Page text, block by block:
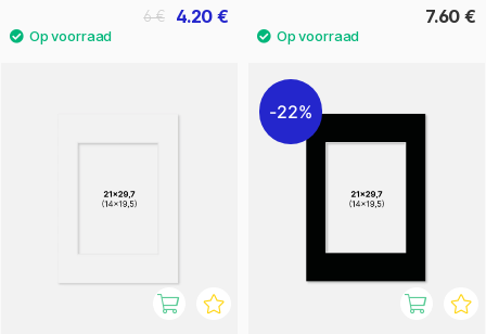
4.20 €
6 € 7.60 €
22%